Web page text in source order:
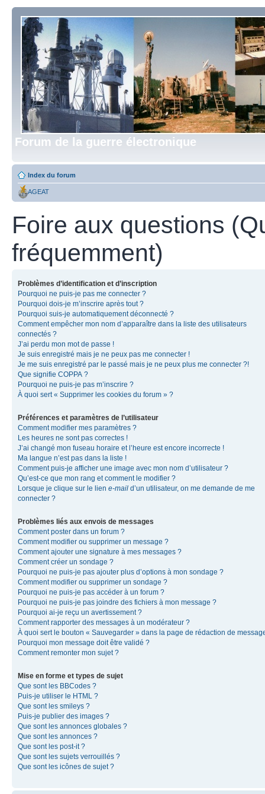
Forum de la guerre électronique
Index du forum
AGEAT
Foire aux questions
fréquemment)
Problèmes d’identification et d’inscription
Pourquoi ne puis-je pas me connecter ?
Pourquoi dois-je m’inscrire après tout ?
Pourquoi suis-je automatiquement déconnecté ?
Comment empêcher mon nom d’apparaître dans la liste des utilisateurs
connectés ?
J’ai perdu mon mot de passe !
Je suis enregistré mais je ne peux pas me connecter !
Je me suis enregistré par le passé mais je ne peux plus me connecter ?!
Que signifie COPPA ?
Pourquoi ne puis-je pas m’inscrire ?
À quoi sert « Supprimer les cookies du forum » ?
Préférences et paramètres de l’utilisateur
Comment modifier mes paramètres ?
Les heures ne sont pas correctes !
J’ai changé mon fuseau horaire et l’heure est encore incorrecte !
Ma langue n’est pas dans la liste !
Comment puis-je afficher une image avec mon nom d’utilisateur ?
Qu’est-ce que mon rang et comment le modifier ?
Lorsque je clique sur le lien e-mail d’un utilisateur, on me demande de me
connecter ?
Problèmes liés aux envois de messages
Comment poster dans un forum ?
Comment modifier ou supprimer un message ?
Comment ajouter une signature à mes messages ?
Comment créer un sondage ?
Pourquoi ne puis-je pas ajouter plus d’options à mon sondage ?
Comment modifier ou supprimer un sondage ?
Pourquoi ne puis-je pas accéder à un forum ?
Pourquoi ne puis-je pas joindre des fichiers à mon message ?
Pourquoi ai-je reçu un avertissement ?
Comment rapporter des messages à un modérateur ?
À quoi sert le bouton « Sauvegarder » dans la page de rédaction de
Pourquoi mon message doit être validé ?
Comment remonter mon sujet ?
Mise en forme et types de sujet
Que sont les BBCodes ?
Puis-je utiliser le HTML ?
Que sont les smileys ?
Puis-je publier des images ?
Que sont les annonces globales ?
Que sont les annonces ?
Que sont les post-it ?
Que sont les sujets verrouillés ?
Que sont les icônes de sujet ?